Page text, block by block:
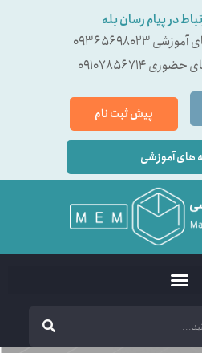
در پیام رسان بله
09365698023
09107856714
پیش ثبت نام
های آموزشی